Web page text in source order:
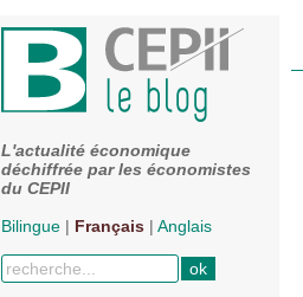
L'actualité économique
déchiffrée par les économistes
du CEPII
Bilingue | Français | Anglais